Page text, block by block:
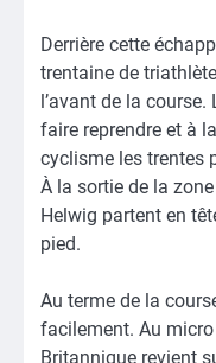
Derrière cette
trentaine de
l’avant de la course.
faire reprendre et à
cyclisme les trentes
À la sortie de la
Helwig partent en
pied.
Au terme de la
facilement. Au
Britannique revient